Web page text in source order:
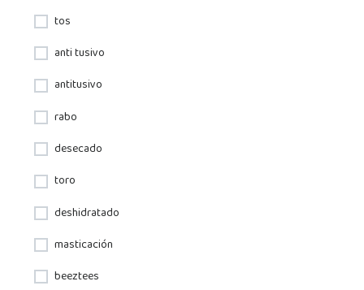
tos
anti tusivo
antitusivo
rabo
desecado
toro
deshidratado
masticación
beeztees